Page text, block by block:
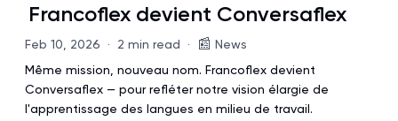
Francoflex devient Conversaflex
Feb 10, 2026 · 2 min read · 📰 News
Même mission, nouveau nom. Francoflex devient
Conversaflex — pour refléter notre vision élargie de
l'apprentissage des langues en milieu de travail.